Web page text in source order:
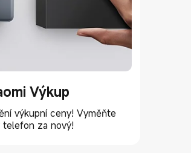
Výkup
výkupní ceny! Vyměňte
telefon za nový!